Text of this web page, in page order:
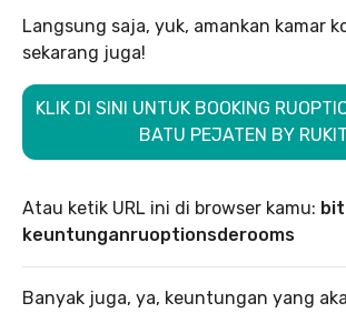
Langsung saja, yuk, amankan kamar
sekarang juga!
KLIK DI SINI UNTUK BOOKING
BATU PEJATEN BY
Atau ketik URL ini di browser kamu:
keuntunganruoptionsderooms
Banyak juga, ya, keuntungan yang